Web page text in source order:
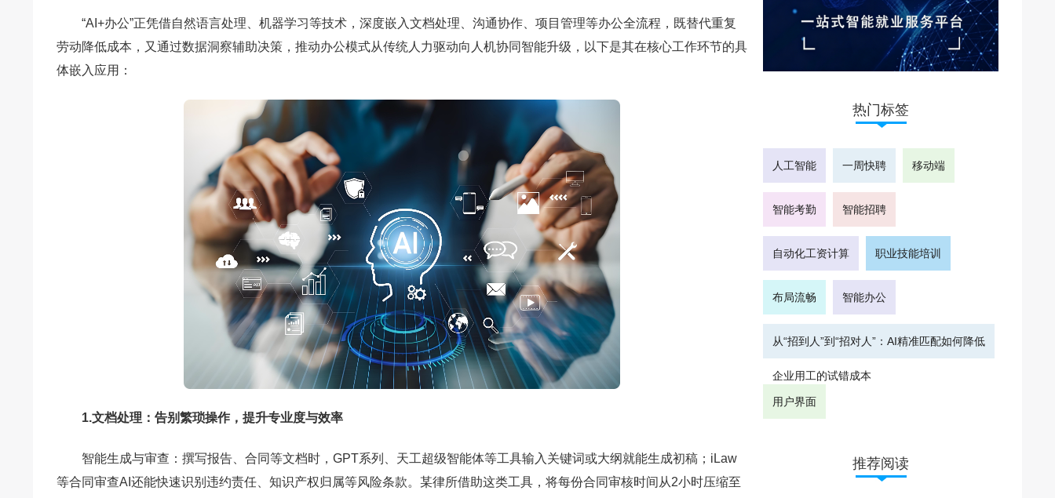
“AI+办公”正凭借自然语言处理、机器学习等技术，深度嵌入文档处理、沟通协作、项目管理等办公全流程，既替代重复
劳动降低成本，又通过数据洞察辅助决策，推动办公模式从传统人力驱动向人机协同智能升级，以下是其在核心工作环节的具
体嵌入应用：
1.文档处理：告别繁琐操作，提升专业度与效率
智能生成与审查：撰写报告、合同等文档时，GPT系列、天工超级智能体等工具输入关键词或大纲就能生成初稿；iLaw
等合同审查AI还能快速识别违约责任、知识产权归属等风险条款。某律所借助这类工具，将每份合同审核时间从2小时压缩至
热门标签
人工智能 一周快聘 移动端
智能考勤 智能招聘
自动化工资计算 职业技能培训
布局流畅 智能办公
从“招到人”到“招对人”：AI精准匹配如何降低
企业用工的试错成本
用户界面
推荐阅读